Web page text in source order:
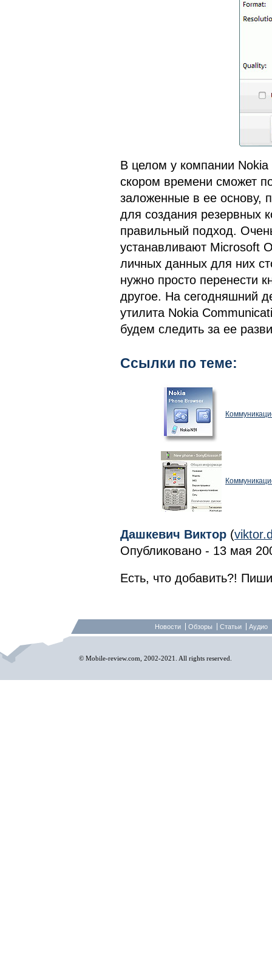
В целом у компании Nokia
скором времени сможет
заложенные в ее основу,
для создания резервных
правильный подход.
устанавливают Microsoft
личных данных для них
нужно просто перенести
другое. На сегодняшний
утилита Nokia
будем следить за ее
Ссылки по теме:
Дашкевич Виктор (
Опубликовано - 13 мая
Есть, что добавить?!
Новости Обзоры Статьи Аудио
© Mobile-review.com, 2002-2021. All rights reserved.